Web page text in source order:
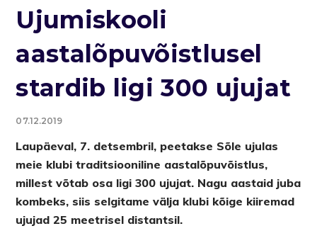
Ujumiskooli
aastalõpuvõistlusel
stardib ligi 300 ujujat
07.12.2019
Laupäeval, 7. detsembril, peetakse Sõle ujulas
meie klubi traditsiooniline aastalõpuvõistlus,
millest võtab osa ligi 300 ujujat. Nagu aastaid juba
kombeks, siis selgitame välja klubi kõige kiiremad
ujujad 25 meetrisel distantsil.